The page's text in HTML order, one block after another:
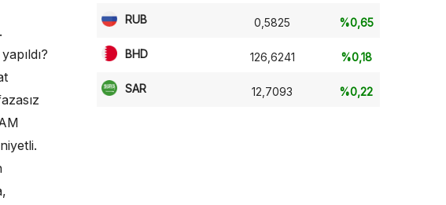
RUB 0,5825 %0,65
BHD 126,6241 %0,18
SAR 12,7093 %0,22